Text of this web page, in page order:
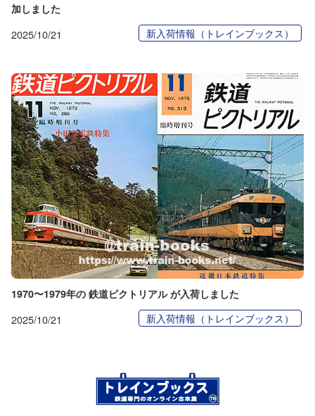
加しました
2025/10/21 新入荷情報（トレインブックス）
1970〜1979年の 鉄道ピクトリアル が入荷しました
2025/10/21 新入荷情報（トレインブックス）